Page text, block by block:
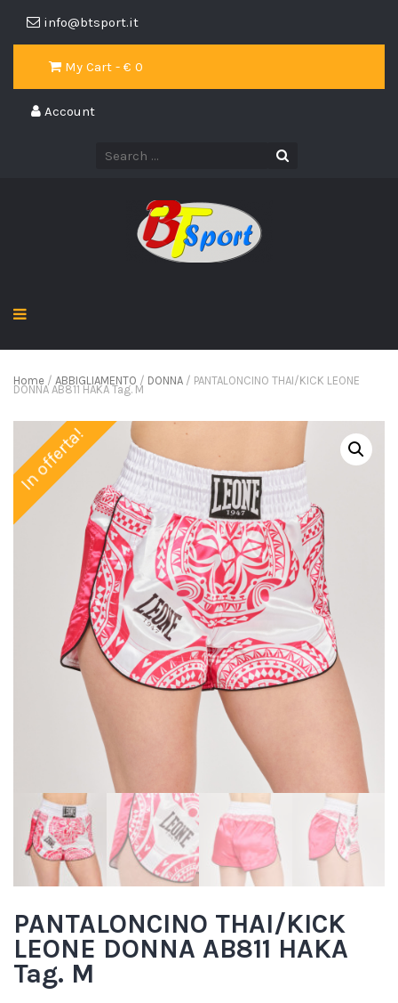
info@btsport.it
My Cart - € 0
Account
Home / ABBIGLIAMENTO / DONNA / PANTALONCINO THAI/KICK LEONE
DONNA AB811 HAKA Tag. M
In offerta!
PANTALONCINO THAI/KICK
LEONE DONNA AB811 HAKA
Tag. M